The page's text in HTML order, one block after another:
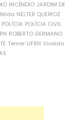
INCÊNDIO JARDIM DE
Nilda NÉLTER QUEIROZ
POLÍCIA POLÍCIA CIVIL
RN ROBERTO GERMANO
Temer UFRN Vivaldo